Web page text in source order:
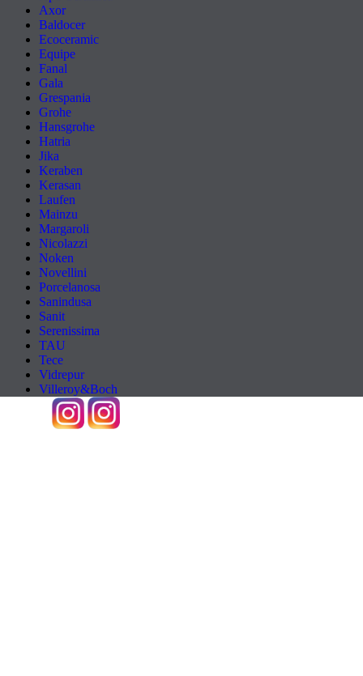
Axor
Baldocer
Ecoceramic
Equipe
Fanal
Gala
Grespania
Grohe
Hansgrohe
Hatria
Jika
Keraben
Kerasan
Laufen
Mainzu
Margaroli
Nicolazzi
Noken
Novellini
Porcelanosa
Sanindusa
Sanit
Serenissima
TAU
Tece
Vidrepur
Villeroy&Boch